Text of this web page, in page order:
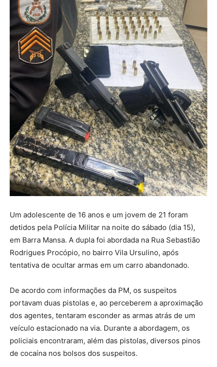
Um adolescente de 16 anos e um jovem de 21 foram
detidos pela Polícia Militar na noite do sábado (dia 15),
em Barra Mansa. A dupla foi abordada na Rua Sebastião
Rodrigues Procópio, no bairro Vila Ursulino, após
tentativa de ocultar armas em um carro abandonado.
De acordo com informações da PM, os suspeitos
portavam duas pistolas e, ao perceberem a aproximação
dos agentes, tentaram esconder as armas atrás de um
veículo estacionado na via. Durante a abordagem, os
policiais encontraram, além das pistolas, diversos pinos
de cocaína nos bolsos dos suspeitos.